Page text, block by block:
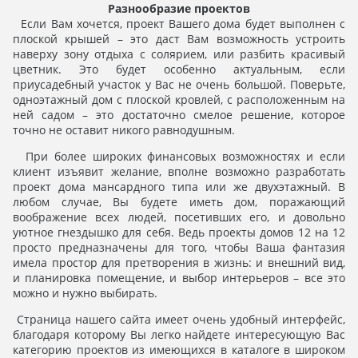
Разнообразие проектов
Если Вам хочется, проект Вашего дома будет выполнен с
плоской крышей – это даст Вам возможность устроить
наверху зону отдыха с солярием, или разбить красивый
цветник. Это будет особенно актуальным, если
приусадебный участок у Вас не очень большой. Поверьте,
одноэтажный дом с плоской кровлей, с расположенным на
ней садом – это достаточно смелое решение, которое
точно не оставит никого равнодушным.
При более широких финансовых возможностях и если
клиент изъявит желание, вполне возможно разработать
проект дома мансардного типа или же двухэтажный. В
любом случае, Вы будете иметь дом, поражающий
воображение всех людей, посетивших его, и довольно
уютное гнездышко для себя. Ведь проекты домов 12 на 12
просто предназначены для того, чтобы Ваша фантазия
имела простор для претворения в жизнь: и внешний вид,
и планировка помещение, и выбор интерьеров – все это
можно и нужно выбирать.
Страница нашего сайта имеет очень удобный интерфейс,
благодаря которому Вы легко найдете интересующую Вас
категорию проектов из имеющихся в каталоге в широком